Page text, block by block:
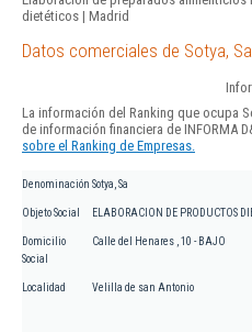
dietéticos | Madrid
Datos comerciales de Sotya, Sa
La información del Ranking que ocupa
de información financiera de INFORMA
sobre el Ranking de Empresas.
Denominación Sotya, Sa
Objeto Social ELABORACION DE PRODUCTOS
Domicilio
Social
Calle del Henares , 10 - BAJO
Localidad Velilla de san Antonio